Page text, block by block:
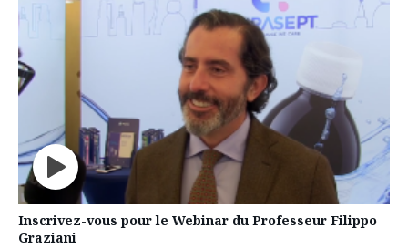
Inscrivez-vous pour le Webinar du Professeur Filippo
Graziani